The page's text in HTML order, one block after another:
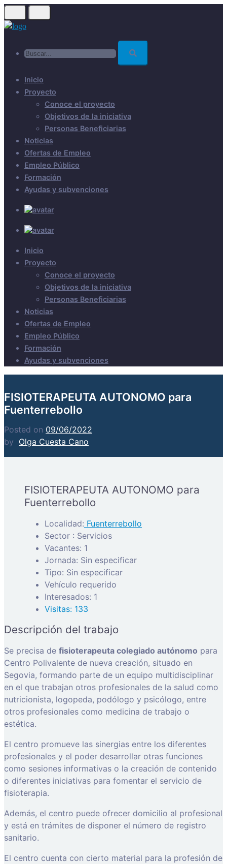
Skip
to
Inicio
Proyecto
Conoce el proyecto
Objetivos de la iniciativa
Personas Beneficiarias
Noticias
Ofertas de Empleo
Empleo Público
Formación
Ayudas y subvenciones
Inicio
Proyecto
Conoce el proyecto
Objetivos de la iniciativa
Personas Beneficiarias
Noticias
Ofertas de Empleo
Empleo Público
Formación
Ayudas y subvenciones
FISIOTERAPEUTA AUTONOMO para
Fuenterrebollo
Posted on 09/06/2022
by Olga Cuesta Cano
FISIOTERAPEUTA AUTONOMO para
Fuenterrebollo
Localidad: Fuenterrebollo
Sector : Servicios
Vacantes: 1
Jornada: Sin especificar
Tipo: Sin especificar
Vehículo requerido
Interesados: 1
Visitas: 133
Descripción del trabajo
Se precisa de fisioterapeuta colegiado autónomo para
Centro Polivalente de nueva creación, situado en
Segovia, formando parte de un equipo multidisciplinar
en el que trabajan otros profesionales de la salud como
nutricionista, logopeda, podólogo y psicólogo, entre
otros profesionales como medicina de trabajo o
estética.
El centro promueve las sinergias entre los diferentes
profesionales y el poder desarrollar otras funciones
como sesiones informativas o la creación de contenido
o diferentes iniciativas para fomentar el servicio de
fisioterapia.
Además, el centro puede ofrecer domicilio al profesional
y está en trámites de disponer el número de registro
sanitario.
El centro cuenta con cierto material para la profesión de